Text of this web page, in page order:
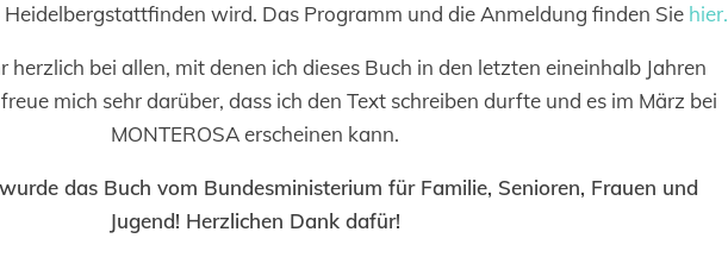
wird. Das Programm und die Anmeldung finden Sie hier.
herzlich bei allen, mit denen ich dieses Buch in den letzten eineinhalb Jahren
mich sehr darüber, dass ich den Text schreiben durfte und es im März bei
MONTEROSA erscheinen kann.
das Buch vom Bundesministerium für Familie, Senioren, Frauen und
Jugend! Herzlichen Dank dafür!